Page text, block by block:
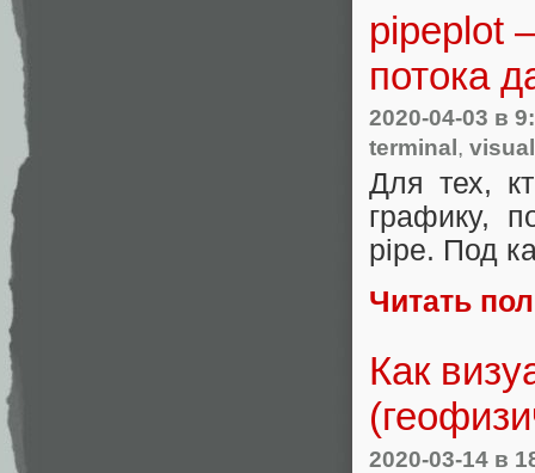
pipeplot
потока
2020-04-03 в
terminal,
Для тех,
графику,
pipe. Под
Читать
Как
2020-03-14 в